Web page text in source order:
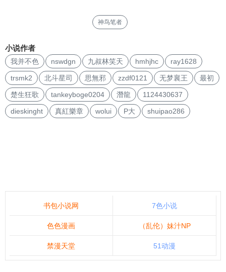
神鸟笔者
小说作者
我并不色 nswdgn 九叔林笑天 hmhjhc ray1628
trsmk2 北斗星司 思無邪 zzdf0121 无梦襄王 最初
楚生狂歌 tankeyboge0204 潛龍 1124430637
dieskinght 真紅樂章 wolui P大 shuipao286
书包小说网 7色小说
色色漫画 （乱伦）妹汁NP
禁漫天堂 51动漫